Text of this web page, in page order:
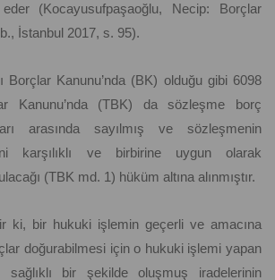
eder (Kocayusufpaşaoğlu, Necip: Borçlar
İstanbul 2017, s. 95).
Borçlar Kanunu’nda (BK) olduğu gibi 6098
Kanunu’nda (TBK) da sözleşme borç
arasında sayılmış ve sözleşmenin
karşılıklı ve birbirine uygun olarak
(TBK md. 1) hüküm altına alınmıştır.
ki, bir hukuki işlemin geçerli ve amacına
doğurabilmesi için o hukuki işlemi yapan
bir şekilde oluşmuş iradelerinin